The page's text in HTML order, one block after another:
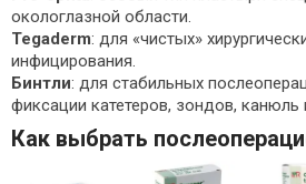
окологлазной области.
Tegaderm: для «чистых»
инфицирования.
Бинтли: для стабильных
фиксации катетеров, зондов, канюль
Как выбрать